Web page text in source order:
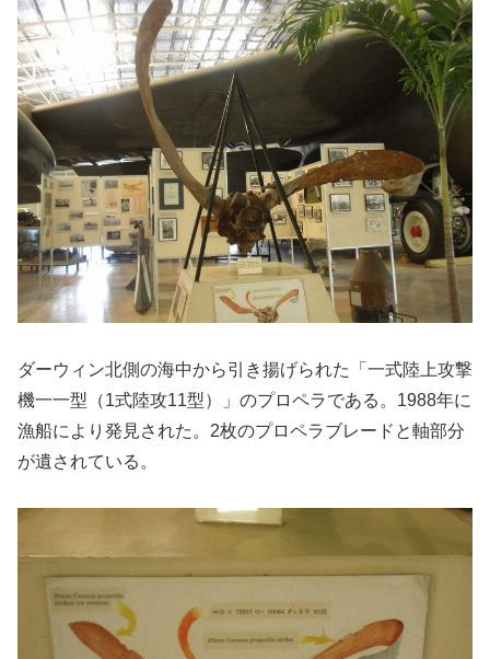
ダーウィン北側の海中から引き揚げられた「一式陸上攻撃
機一一型（1式陸攻11型）」のプロペラである。1988年に
漁船により発見された。2枚のプロペラブレードと軸部分
が遺されている。